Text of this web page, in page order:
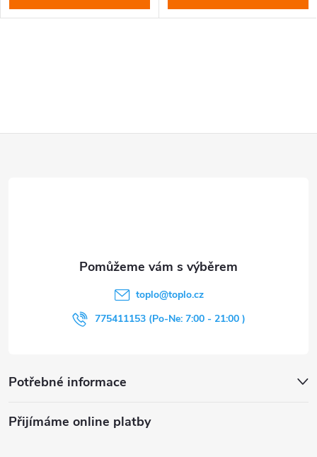
Potřebné informace
Přijímáme online platby
toplo@toplo.cz
775411153 (Po-Ne: 7:00 - 21:00 )